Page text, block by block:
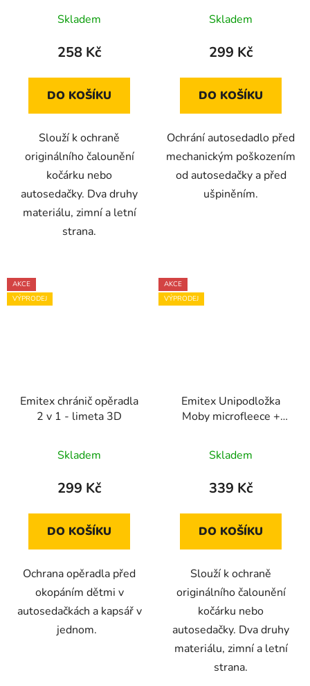
Skladem
258 Kč
DO KOŠÍKU
Slouží k ochraně
originálního čalounění
kočárku nebo
autosedačky. Dva druhy
materiálu, zimní a letní
strana.
Skladem
299 Kč
DO KOŠÍKU
Ochrání autosedadlo před
mechanickým poškozením
od autosedačky a před
ušpiněním.
AKCE
VÝPRODEJ
Emitex chránič opěradla
2 v 1 - limeta 3D
Skladem
299 Kč
DO KOŠÍKU
Ochrana opěradla před
okopáním dětmi v
autosedačkách a kapsář v
jednom.
AKCE
VÝPRODEJ
Emitex Unipodložka
Moby microfleece +
Skladem
339 Kč
DO KOŠÍKU
Slouží k ochraně
originálního čalounění
kočárku nebo
autosedačky. Dva druhy
materiálu, zimní a letní
strana.